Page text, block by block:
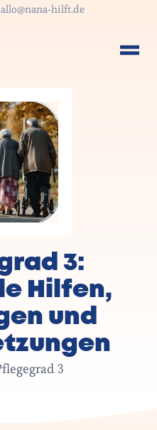
hilft.de
3:
Hilfen,
und
3